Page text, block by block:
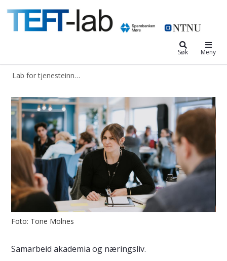
Lab for tjenesteinnovasjon,
Søk Meny
Lab for tjenesteinnovasjon, entreprenørskap, finans og teknologi
Teft-lab
Foto: Tone Molnes
Samarbeid akademia og næringsliv.